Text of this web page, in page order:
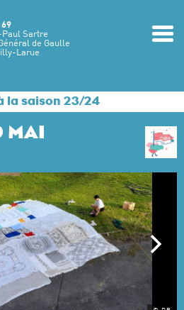
69
Paul Sartre
de Gaulle
Larue
la saison 23/24
MAI